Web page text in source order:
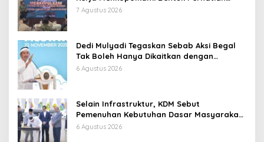
Pemerintah
7 Agustus 2026
Dedi Mulyadi Tegaskan Sebab Aksi Begal
Tak Boleh Hanya Dikaitkan dengan
Ekonomi
6 Agustus 2026
Selain Infrastruktur, KDM Sebut
Pemenuhan Kebutuhan Dasar Masyarakat
Jadi Fokus APBD Jabar 2027
6 Agustus 2026